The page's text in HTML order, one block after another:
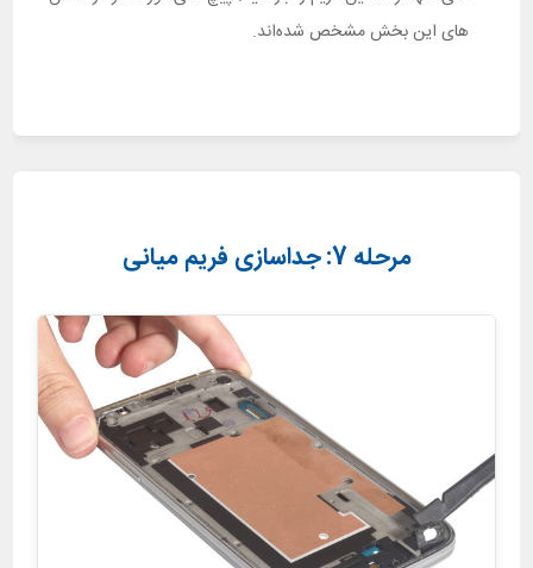
های این بخش مشخص شده‌اند.
مرحله 7: جداسازی فریم میانی